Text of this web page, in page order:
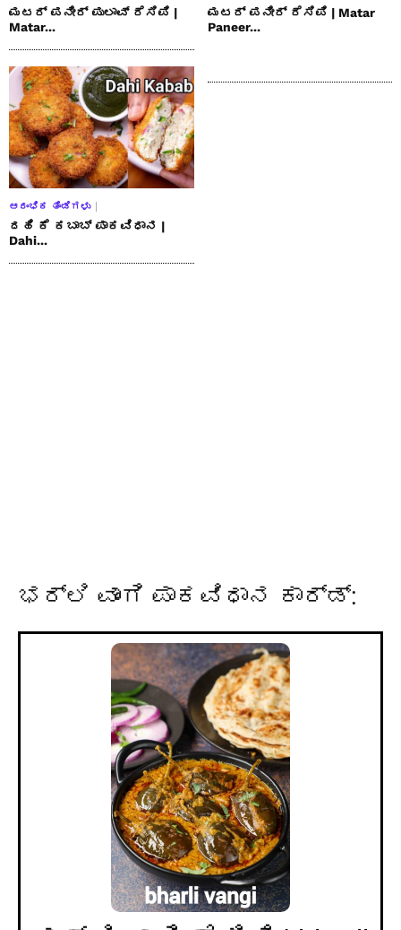
ಮಟರ್ ಪನೀರ್ ಪುಲಾವ್ ರೆಸಿಪಿ |
Matar...
ಮಟರ್ ಪನೀರ್ ರೆಸಿಪಿ | Matar
Paneer...
ಆರಂಭಿಕ ತಿಂಡಿಗಳು
ದಹಿ ಕೆ ಕಬಾಬ್ ಪಾಕವಿಧಾನ |
Dahi...
ಭರ್ಲಿ ವಾಂಗಿ ಪಾಕವಿಧಾನ ಕಾರ್ಡ್: